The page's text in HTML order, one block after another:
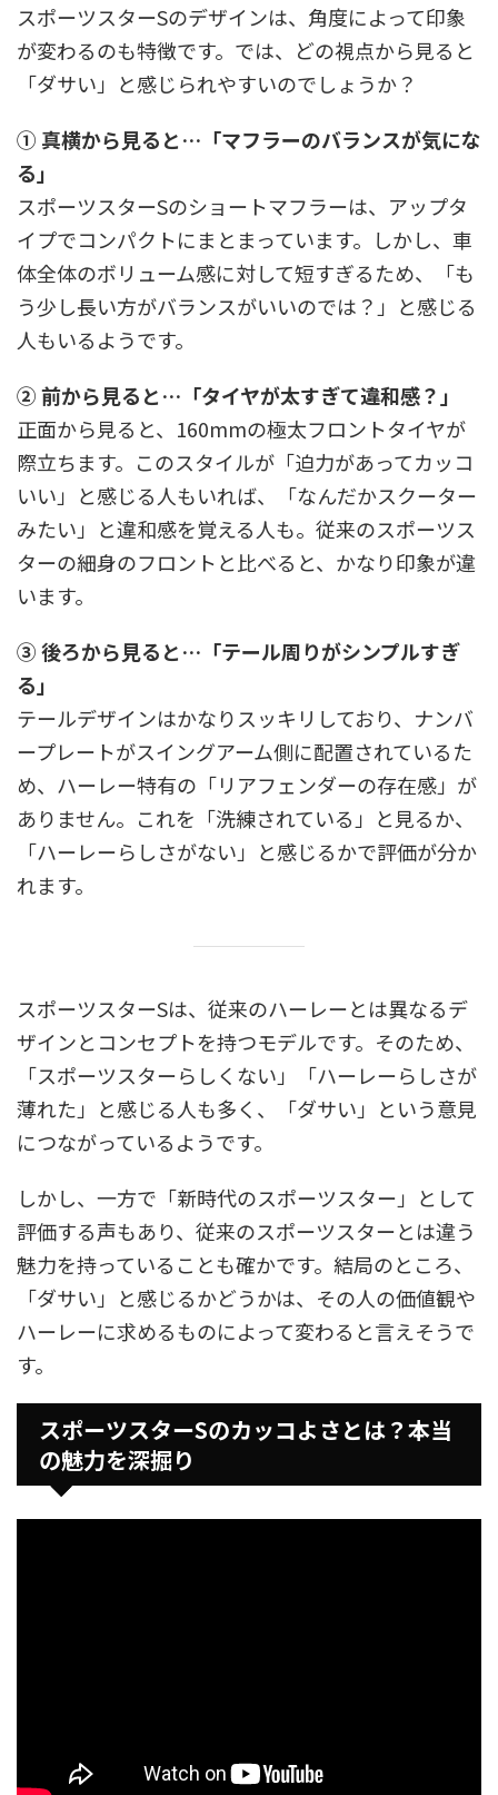
スポーツスターSのデザインは、角度によって印象
が変わるのも特徴です。では、どの視点から見ると
「ダサい」と感じられやすいのでしょうか？
① 真横から見ると…「マフラーのバランスが気にな
る」
スポーツスターSのショートマフラーは、アップタ
イプでコンパクトにまとまっています。しかし、車
体全体のボリューム感に対して短すぎるため、「も
う少し長い方がバランスがいいのでは？」と感じる
人もいるようです。
② 前から見ると…「タイヤが太すぎて違和感？」
正面から見ると、160mmの極太フロントタイヤが
際立ちます。このスタイルが「迫力があってカッコ
いい」と感じる人もいれば、「なんだかスクーター
みたい」と違和感を覚える人も。従来のスポーツス
ターの細身のフロントと比べると、かなり印象が違
います。
③ 後ろから見ると…「テール周りがシンプルすぎ
る」
テールデザインはかなりスッキリしており、ナンバ
ープレートがスイングアーム側に配置されているた
め、ハーレー特有の「リアフェンダーの存在感」が
ありません。これを「洗練されている」と見るか、
「ハーレーらしさがない」と感じるかで評価が分か
れます。
スポーツスターSは、従来のハーレーとは異なるデ
ザインとコンセプトを持つモデルです。そのため、
「スポーツスターらしくない」「ハーレーらしさが
薄れた」と感じる人も多く、「ダサい」という意見
につながっているようです。
しかし、一方で「新時代のスポーツスター」として
評価する声もあり、従来のスポーツスターとは違う
魅力を持っていることも確かです。結局のところ、
「ダサい」と感じるかどうかは、その人の価値観や
ハーレーに求めるものによって変わると言えそうで
す。
スポーツスターSのカッコよさとは？本当
の魅力を深掘り